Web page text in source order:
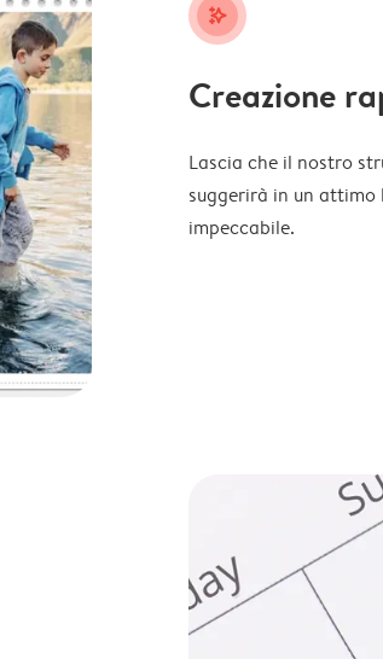
stars_plus
Creazione
Lascia che il nostro
suggerirà in un attimo
impeccabile.